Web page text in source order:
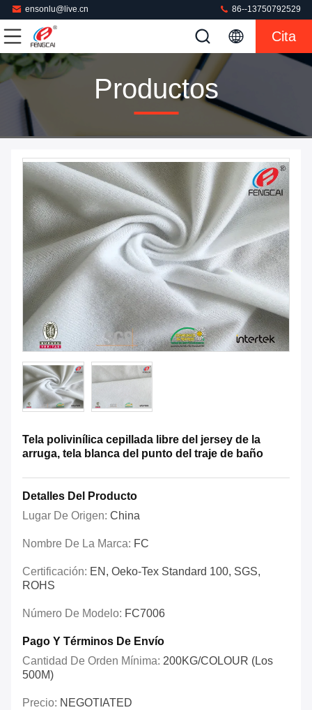
ensonlu@live.cn 86--13750792529
Cita
Productos
Tela polivinílica cepillada libre del jersey de la
arruga, tela blanca del punto del traje de baño
Detalles Del Producto
Lugar De Origen: China
Nombre De La Marca: FC
Certificación: EN, Oeko-Tex Standard 100, SGS,
ROHS
Número De Modelo: FC7006
Pago Y Términos De Envío
Cantidad De Orden Mínima: 200KG/COLOUR (los
500M)
Precio: NEGOTIATED